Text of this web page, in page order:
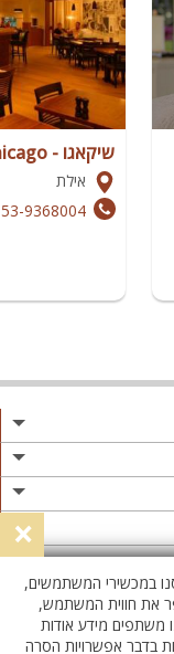
שיקאגו - chicago
אילת
9368004
×
במכשירי המשתמשים,
את חווית המשתמש,
משתפים מידע אודות
בדבר אפשרויות הסרה